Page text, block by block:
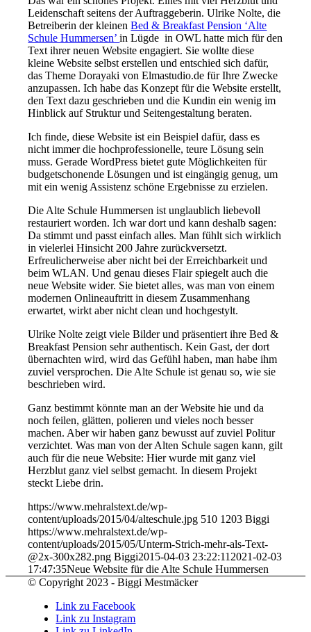
Leidenschaft seitens der Auftraggeberin. Ulrike Nolte, die
Betreiberin der kleinenBed & Breakfast Pension ‘Alte
Schule Hummersen’in Lügde in OWL hatte mich für den
Text ihrer neuen Website engagiert. Sie wollte diese
kleine Website selbst erstellen und entschied sich dafür,
das Theme Dorayaki von Elmastudio.de für Ihre Zwecke
anzupassen. Ich habe das Konzept für die Website erstellt,
den Text dazu geschrieben und die Kundin ein wenig im
Hinblick auf Struktur und Seitengestaltung beraten.
Ich finde, diese Website ist ein Beispiel dafür, dass es
nicht immer die hochprofessionelle, teure Lösung sein
muss. Gerade WordPress bietet gute Möglichkeiten für
budgetschonende Lösungen und ist eingängig genug, um
mit ein wenig Assistenz schöne Ergebnisse zu erzielen.
Die Alte Schule Hummersen ist unglaublich liebevoll
restauriert worden. Ich war dort und kann deshalb sagen:
Da stimmt und passt einfach alles. Man fühlt sich wirklich
in vielerlei Hinsicht 200 Jahre zurückversetzt.
Erfreulicherweise aber nicht bei der Erreichbarkeit und
beim WLAN. Und genau dieses Flair spiegelt auch die
neue Website wider. Sie bietet alles, was man von einem
modernen Onlineauftritt in diesem Zusammenhang
erwartet, wirkt aber nicht clean und hochgestylt.
Ulrike Nolte zeigt viele Bilder und präsentiert ihre Bed &
Breakfast Pension sehr authentisch. Kein Gast, der dort
übernachten wird, wird das Gefühl haben, man habe ihm
zuviel versprochen. Die Alte Schule ist genau so, wie sie
beschrieben wird.
Ganz bestimmt könnte man an der Website hie und da
noch feilen, glätten, polieren und vieles noch besser
machen. Aber wir haben ganz bewusst auf zuviel Politur
verzichtet. Was man von der Alten Schule sagen kann, gilt
auch für die neue Website: Hier wurde mit ganz viel
Herzblut ganz viel selbst gemacht. In diesem Projekt
steckt Liebe drin.
https://www.mehralstext.de/wp-
content/uploads/2015/04/alteschule.jpg 510 1203 Biggi
https://www.mehralstext.de/wp-
content/uploads/2015/05/Unterm-Strich-mehr-als-Text-
@2x-300x282.png Biggi2015-04-03 23:22:11 2021-02-03
17:47:35Neue Website für die Alte Schule Hummersen
© Copyright 2023 - Biggi Mestmäcker
Link zu Facebook
Link zu Instagram